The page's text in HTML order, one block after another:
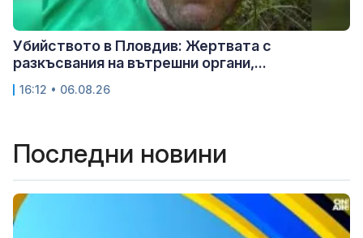
Убийството в Пловдив: Жертвата с
разкъсвания на вътрешни органи,...
16:12 • 06.08.26
Последни новини